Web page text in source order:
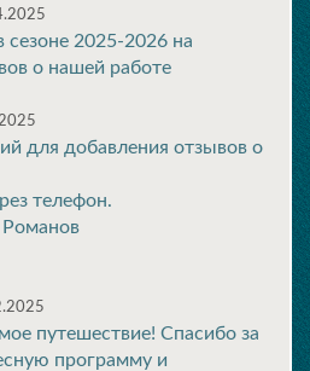
сезоне 2025-2026 на
о нашей работе
для добавления отзывов о
телефон.
путешествие! Спасибо за
программу и